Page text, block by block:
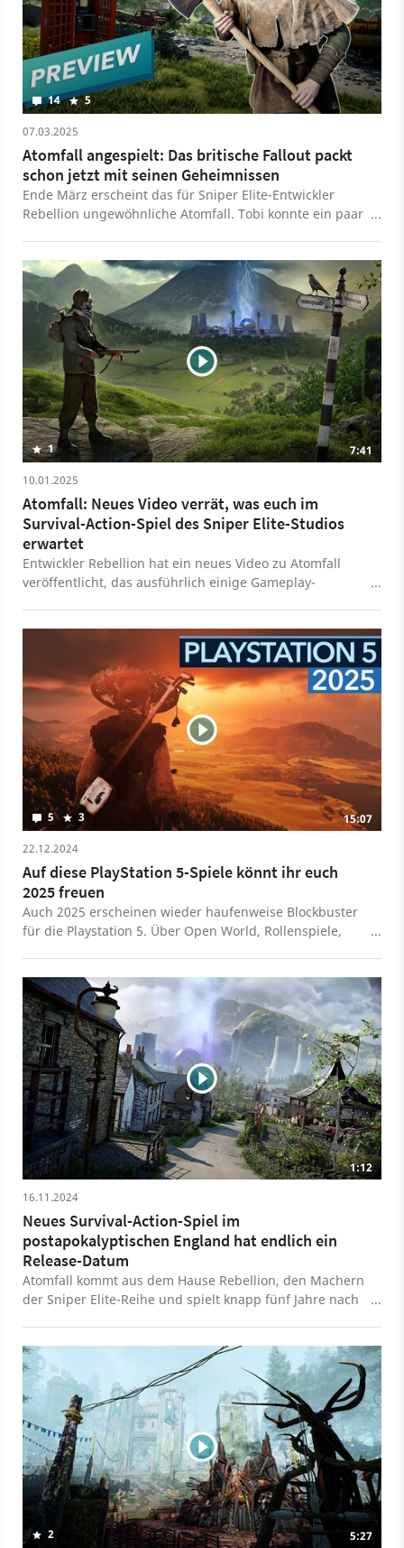
dortigen Quarantänezone nach Antworten auf die Frage
suchen, was zum Teufel dort eigentlich wirklich passiert
ist. Tobi hatte kürzlich die Gelegenheit, knapp zwei
Stündchen in Atomfall reinzuspielen und sich einen
Eindruck vom Spiel zu verschaffen.
14 5
07.03.2025
Atomfall angespielt: Das britische Fallout packt
schon jetzt mit seinen Geheimnissen
Ende März erscheint das für Sniper Elite-Entwickler
Rebellion ungewöhnliche Atomfall. Tobi konnte ein paar
1
7:41
10.01.2025
Atomfall: Neues Video verrät, was euch im
Survival-Action-Spiel des Sniper Elite-Studios
erwartet
Entwickler Rebellion hat ein neues Video zu Atomfall
veröffentlicht, das ausführlich einige Gameplay-
Nordengland angesiedelt. Unser oberstes Ziel:
Überleben. Das ist dank zahlreicher Gefahren nicht
immer einfach, glücklicherweise gibt uns der Titel aber
zahlreiche Waffen und Mechaniken an die Hand, mit
denen wir uns wehren können. Atomfall erscheint am
27. März 2025 für die PlayStation 5, Xbox Series X/S und
den PC.
5 3
15:07
22.12.2024
Auf diese PlayStation 5-Spiele könnt ihr euch
2025 freuen
Auch 2025 erscheinen wieder haufenweise Blockbuster
für die Playstation 5. Über Open World, Rollenspiele,
warten, zeigen wir euch in dieser Liste.
1:12
16.11.2024
Neues Survival-Action-Spiel im
postapokalyptischen England hat endlich ein
Release-Datum
Atomfall kommt aus dem Hause Rebellion, den Machern
der Sniper Elite-Reihe und spielt knapp fünf Jahre nach
und bekommen es mit allerlei Gefahren wie
marodierenden Outlaws zu tun. Spielerisch ist Atomfall
ein Mix aus Stealth, Action und Survival, aber auch die
Erkundung der offen angelegten Gebiete, von denen es
im Spiel mehrere geben soll, ist ein wichtiger Gameplay-
Bestandteil. Genaueres erfahrt ihr in unserer
Angespielt-Preview zu Atomfall. Der neue Trailer verrät
nun endlich das Release-Datum: Atomfall erscheint am
27. März 2025 für PS5, Xbox Series X/S, PS4, Xbox One
und PC.
2
5:27